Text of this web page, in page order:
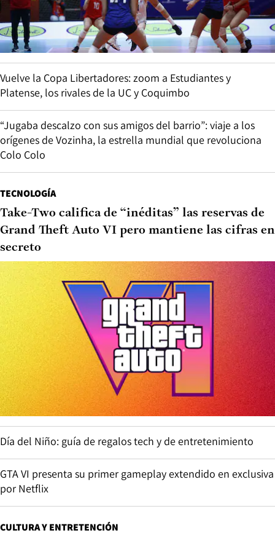
Vuelve la Copa Libertadores: zoom a Estudiantes y
Platense, los rivales de la UC y Coquimbo
“Jugaba descalzo con sus amigos del barrio”: viaje a los
orígenes de Vozinha, la estrella mundial que revoluciona
Colo Colo
TECNOLOGÍA
Take-Two califica de “inéditas” las reservas de
Grand Theft Auto VI pero mantiene las cifras en
secreto
Día del Niño: guía de regalos tech y de entretenimiento
GTA VI presenta su primer gameplay extendido en exclusiva
por Netflix
CULTURA Y ENTRETENCIÓN